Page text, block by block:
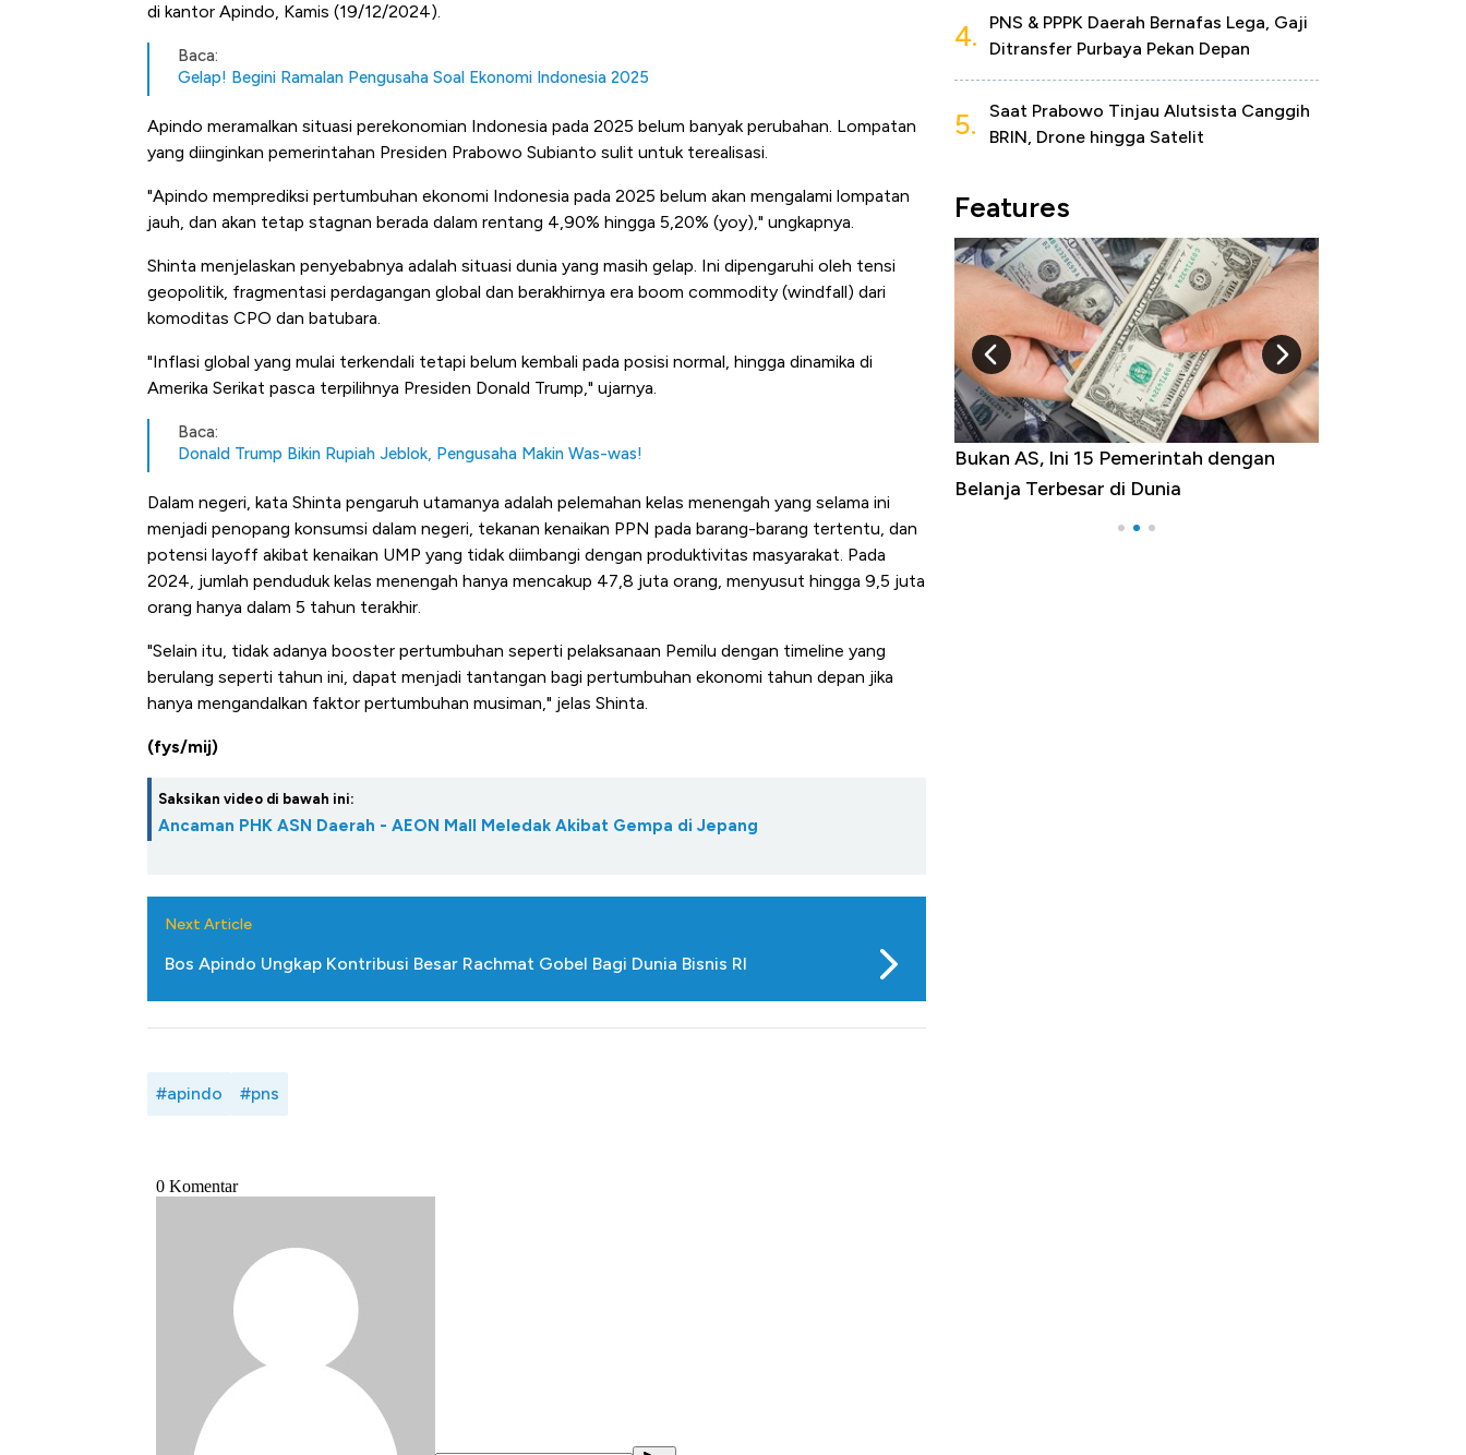
di kantor Apindo, Kamis (19/12/2024).
Baca:
Gelap! Begini Ramalan Pengusaha Soal Ekonomi Indonesia 2025
Apindo meramalkan situasi perekonomian Indonesia pada 2025 belum banyak perubahan. Lompatan
yang diinginkan pemerintahan Presiden Prabowo Subianto sulit untuk terealisasi.
"Apindo memprediksi pertumbuhan ekonomi Indonesia pada 2025 belum akan mengalami lompatan
jauh, dan akan tetap stagnan berada dalam rentang 4,90% hingga 5,20% (yoy)," ungkapnya.
Shinta menjelaskan penyebabnya adalah situasi dunia yang masih gelap. Ini dipengaruhi oleh tensi
geopolitik, fragmentasi perdagangan global dan berakhirnya era boom commodity (windfall) dari
komoditas CPO dan batubara.
"Inflasi global yang mulai terkendali tetapi belum kembali pada posisi normal, hingga dinamika di
Amerika Serikat pasca terpilihnya Presiden Donald Trump," ujarnya.
Baca:
Donald Trump Bikin Rupiah Jeblok, Pengusaha Makin Was-was!
Dalam negeri, kata Shinta pengaruh utamanya adalah pelemahan kelas menengah yang selama ini
menjadi penopang konsumsi dalam negeri, tekanan kenaikan PPN pada barang-barang tertentu, dan
potensi layoff akibat kenaikan UMP yang tidak diimbangi dengan produktivitas masyarakat. Pada
2024, jumlah penduduk kelas menengah hanya mencakup 47,8 juta orang, menyusut hingga 9,5 juta
orang hanya dalam 5 tahun terakhir.
"Selain itu, tidak adanya booster pertumbuhan seperti pelaksanaan Pemilu dengan timeline yang
berulang seperti tahun ini, dapat menjadi tantangan bagi pertumbuhan ekonomi tahun depan jika
hanya mengandalkan faktor pertumbuhan musiman," jelas Shinta.
(fys/mij)
Saksikan video di bawah ini:
Ancaman PHK ASN Daerah - AEON Mall Meledak Akibat Gempa di Jepang
Next Article
Bos Apindo Ungkap Kontribusi Besar Rachmat Gobel Bagi Dunia Bisnis RI
#apindo #pns
4.
PNS & PPPK Daerah Bernafas Lega, Gaji
Ditransfer Purbaya Pekan Depan
5.
Saat Prabowo Tinjau Alutsista Canggih
BRIN, Drone hingga Satelit
Features
Kongo Tutup Keran Ekspor, Harga
Bukan AS, Ini 15 Pemerintah dengan
Belanja Terbesar di Dunia